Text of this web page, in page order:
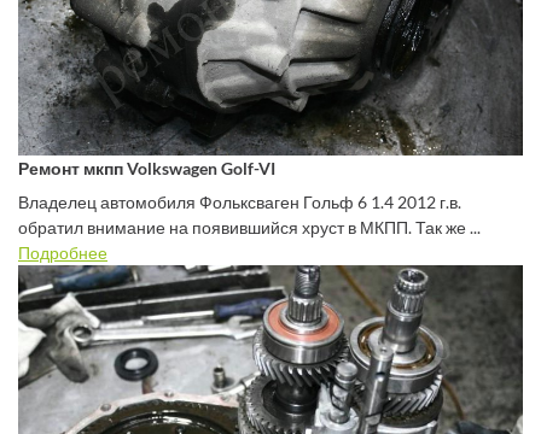
Ремонт мкпп Volkswagen Golf-VI
Владелец автомобиля Фольксваген Гольф 6 1.4 2012 г.в.
обратил внимание на появившийся хруст в МКПП. Так же ...
Подробнее